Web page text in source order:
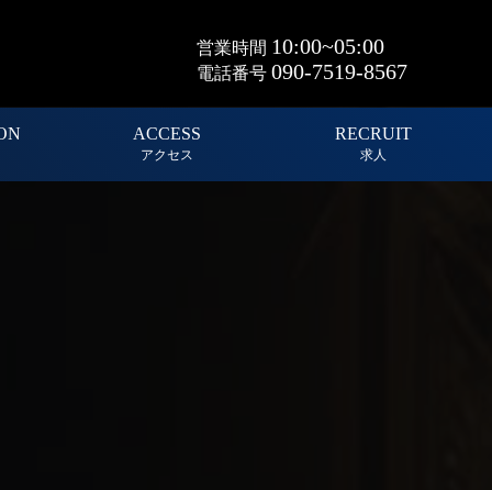
営業時間 10:00~05:00
電話番号 090-7519-8567
ACCESS
アクセス
RECRUIT
求人